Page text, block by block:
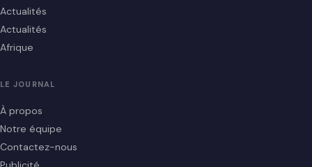
Actualités
Actualités
Afrique
LE JOURNAL
À propos
Notre équipe
Contactez-nous